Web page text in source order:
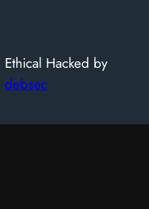
Ethical Hacked by
debsec